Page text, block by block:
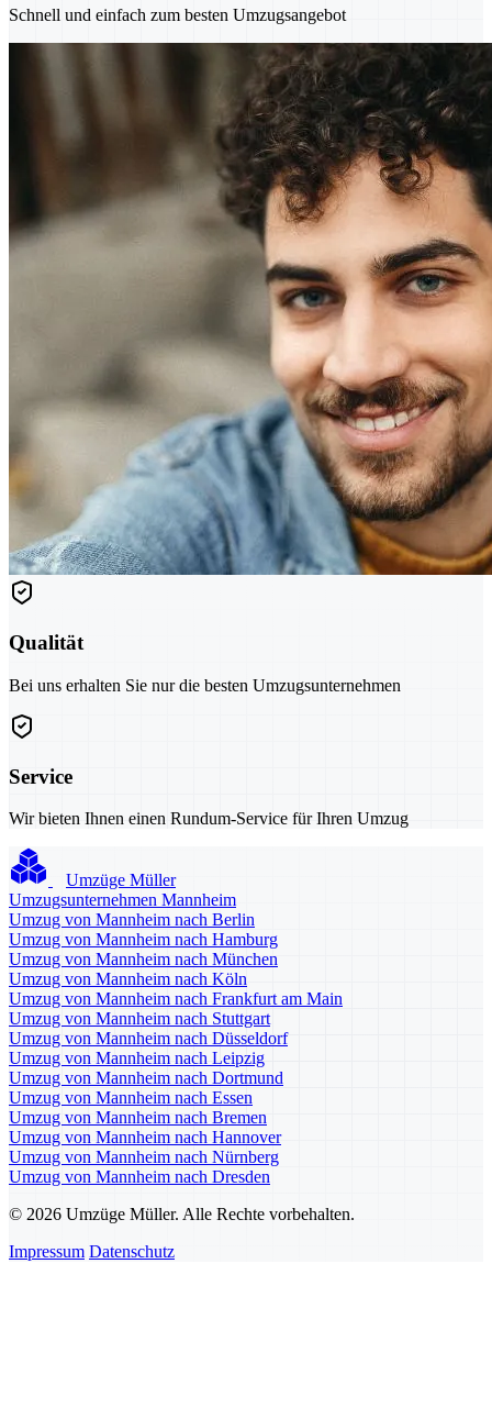
Schnell und einfach zum besten Umzugsangebot
Qualität
Bei uns erhalten Sie nur die besten Umzugsunternehmen
Service
Wir bieten Ihnen einen Rundum-Service für Ihren Umzug
Umzüge Müller
Umzugsunternehmen Mannheim
Umzug von Mannheim nach Berlin
Umzug von Mannheim nach Hamburg
Umzug von Mannheim nach München
Umzug von Mannheim nach Köln
Umzug von Mannheim nach Frankfurt am Main
Umzug von Mannheim nach Stuttgart
Umzug von Mannheim nach Düsseldorf
Umzug von Mannheim nach Leipzig
Umzug von Mannheim nach Dortmund
Umzug von Mannheim nach Essen
Umzug von Mannheim nach Bremen
Umzug von Mannheim nach Hannover
Umzug von Mannheim nach Nürnberg
Umzug von Mannheim nach Dresden
© 2026 Umzüge Müller. Alle Rechte vorbehalten.
Impressum Datenschutz